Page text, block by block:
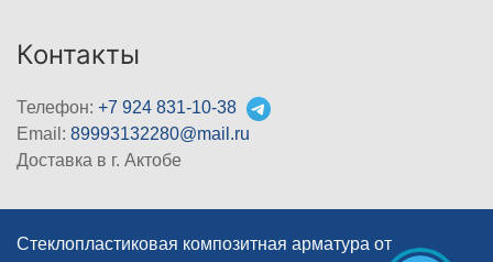
Контакты
Телефон: +7 924 831-10-38
Email: 89993132280@mail.ru
Доставка в г. Актобе
Стеклопластиковая композитная арматура от